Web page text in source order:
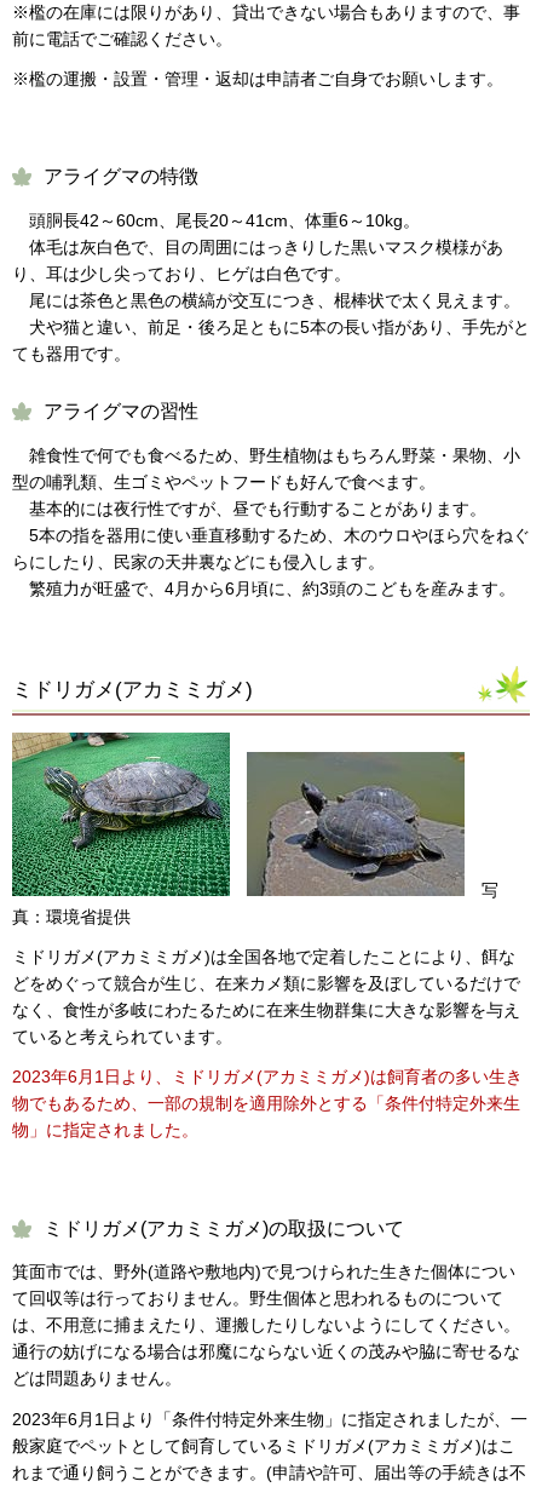
※檻の在庫には限りがあり、貸出できない場合もありますので、事
前に電話でご確認ください。
※檻の運搬・設置・管理・返却は申請者ご自身でお願いします。
アライグマの特徴
頭胴長42～60cm、尾長20～41cm、体重6～10kg。
体毛は灰白色で、目の周囲にはっきりした黒いマスク模様があ
り、耳は少し尖っており、ヒゲは白色です。
尾には茶色と黒色の横縞が交互につき、棍棒状で太く見えます。
犬や猫と違い、前足・後ろ足ともに5本の長い指があり、手先がと
ても器用です。
アライグマの習性
雑食性で何でも食べるため、野生植物はもちろん野菜・果物、小
型の哺乳類、生ゴミやペットフードも好んで食べます。
基本的には夜行性ですが、昼でも行動することがあります。
5本の指を器用に使い垂直移動するため、木のウロやほら穴をねぐ
らにしたり、民家の天井裏などにも侵入します。
繁殖力が旺盛で、4月から6月頃に、約3頭のこどもを産みます。
ミドリガメ(アカミミガメ)
写
真：環境省提供
ミドリガメ(アカミミガメ)は全国各地で定着したことにより、餌な
どをめぐって競合が生じ、在来カメ類に影響を及ぼしているだけで
なく、食性が多岐にわたるために在来生物群集に大きな影響を与え
ていると考えられています。
2023年6月1日より、ミドリガメ(アカミミガメ)は飼育者の多い生き
物でもあるため、一部の規制を適用除外とする「条件付特定外来生
物」に指定されました。
ミドリガメ(アカミミガメ)の取扱について
箕面市では、野外(道路や敷地内)で見つけられた生きた個体につい
て回収等は行っておりません。野生個体と思われるものについて
は、不用意に捕まえたり、運搬したりしないようにしてください。
通行の妨げになる場合は邪魔にならない近くの茂みや脇に寄せるな
どは問題ありません。
2023年6月1日より「条件付特定外来生物」に指定されましたが、一
般家庭でペットとして飼育しているミドリガメ(アカミミガメ)はこ
れまで通り飼うことができます。(申請や許可、届出等の手続きは不